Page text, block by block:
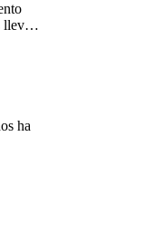
llevó
Lo
una
ha